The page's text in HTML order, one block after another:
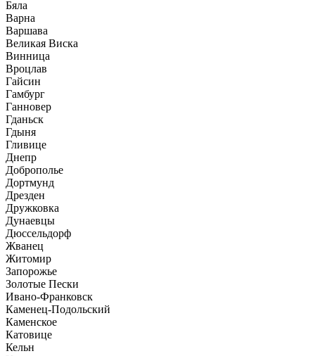
Бяла
Варна
Варшава
Великая Виска
Винница
Вроцлав
Гайсин
Гамбург
Ганновер
Гданьск
Гдыня
Гливице
Днепр
Доброполье
Дортмунд
Дрезден
Дружковка
Дунаевцы
Дюссельдорф
Жванец
Житомир
Запорожье
Золотые Пески
Ивано-Франковск
Каменец-Подольский
Каменское
Катовице
Кельн